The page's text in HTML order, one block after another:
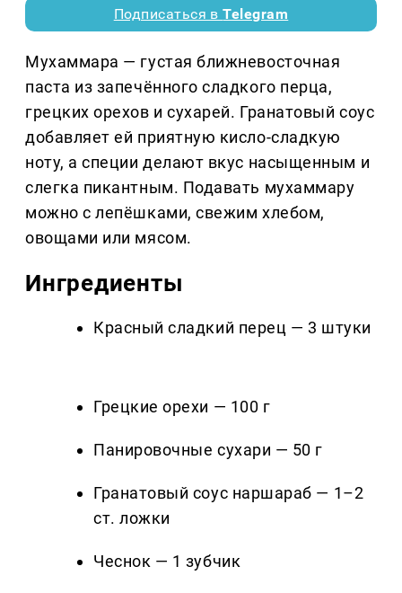
Подписаться вTelegram
Мухаммара — густая ближневосточная
паста из запечённого сладкого перца,
грецких орехов и сухарей. Гранатовый соус
добавляет ей приятную кисло-сладкую
ноту, а специи делают вкус насыщенным и
слегка пикантным. Подавать мухаммару
можно с лепёшками, свежим хлебом,
овощами или мясом.
Ингредиенты
Красный сладкий перец — 3 штуки
Грецкие орехи — 100 г
Панировочные сухари — 50 г
Гранатовый соус наршараб — 1–2
ст. ложки
Чеснок — 1 зубчик